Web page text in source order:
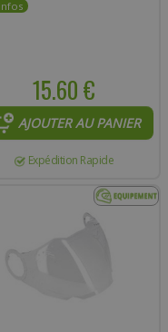
15.60 €
AJOUTER AU PANIER
Expédition Rapide